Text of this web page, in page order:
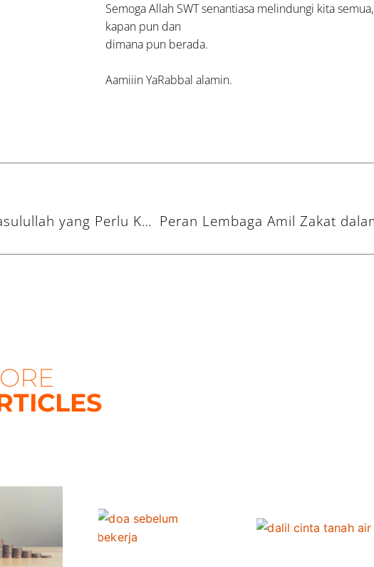
Semoga Allah SWT senantiasa melindungi kita semua,
kapan pun dan
dimana pun berada.
Aamiiin YaRabbal alamin.
Tips Hidup Sehat Ala Rasulullah yang Perlu Kamu Coba!